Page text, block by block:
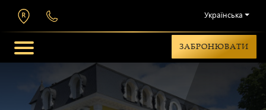
Українська
ЗАБРОНЮВАТИ